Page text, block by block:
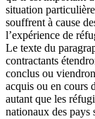
situation
souffrent à cause
l’expérience de
Le texte du
contractants
conclus ou
acquis ou en cours
autant que les
nationaux des pays